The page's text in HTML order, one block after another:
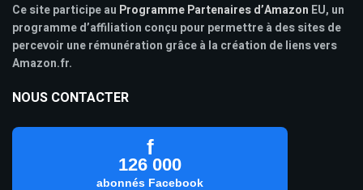
Ce site participe au Programme Partenaires d’Amazon EU, un
programme d’affiliation conçu pour permettre à des sites de
percevoir une rémunération grâce à la création de liens vers
Amazon.fr.
NOUS CONTACTER
f
126 000
abonnés Facebook